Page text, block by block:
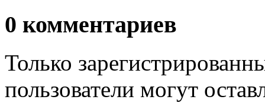
0 комментариев
Только
пользователи могут